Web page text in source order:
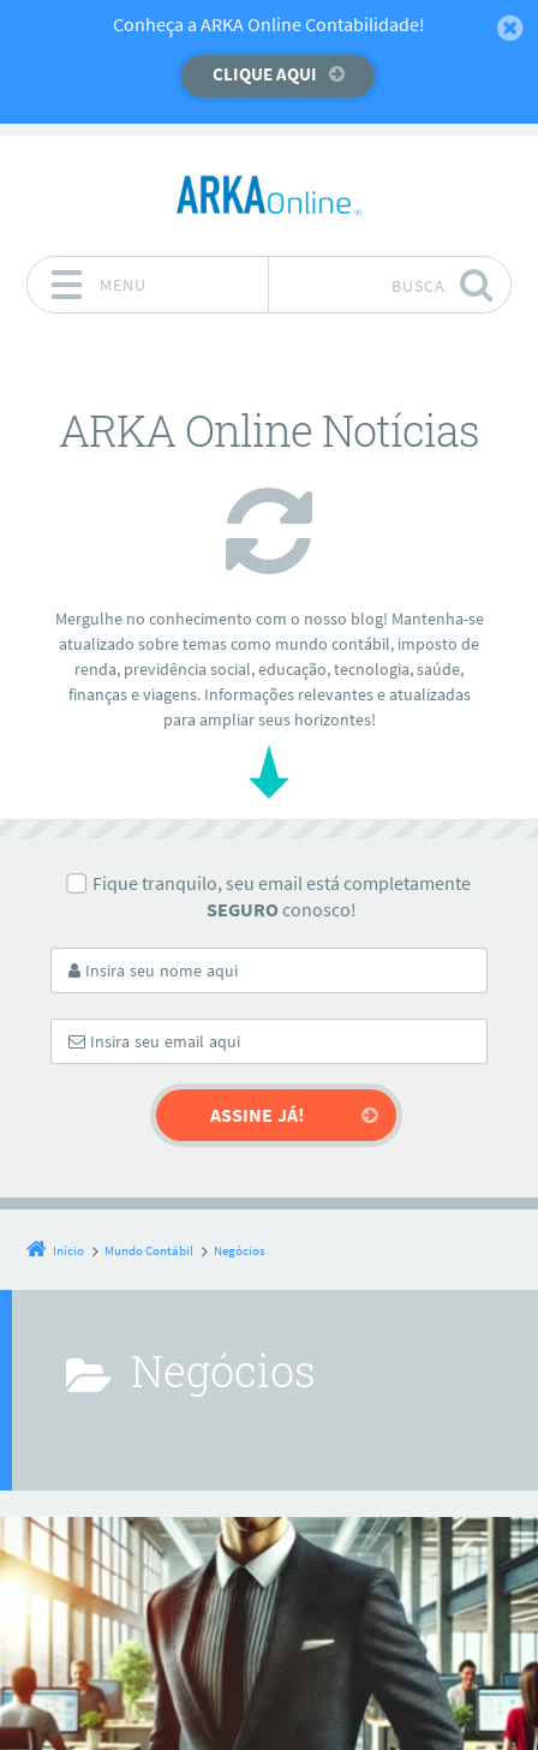
Temos um recado importante para você!
CLIQUE AQUI
Conheça a ARKA Online Contabilidade!
CLIQUE AQUI
MENU BUSCA
ARKA Online Notícias
Mergulhe no conhecimento com o nosso blog! Mantenha-se
atualizado sobre temas como mundo contábil, imposto de
renda, previdência social, educação, tecnologia, saúde,
finanças e viagens. Informações relevantes e atualizadas
para ampliar seus horizontes!
Fique tranquilo, seu email está completamente
SEGURO conosco!
Início Mundo Contábil Negócios
Negócios